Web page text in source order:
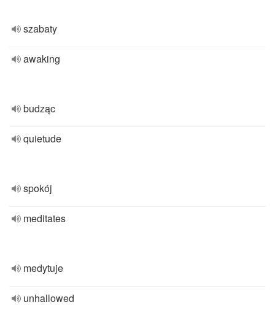
szabaty
awaking
budząc
quietude
spokój
meditates
medytuje
unhallowed